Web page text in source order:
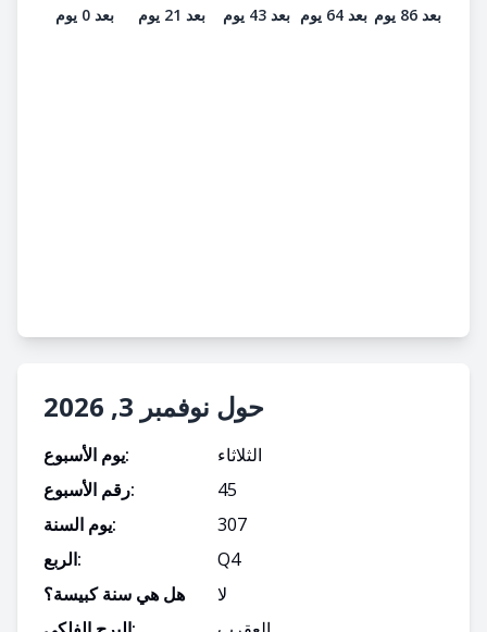
بعد 0 يوم
بعد 21 يوم
بعد 43 يوم
بعد 64 يوم
بعد 86 يوم
حول نوفمبر 3, 2026
يوم الأسبوع:
الثلاثاء
رقم الأسبوع:
45
يوم السنة:
307
الربع:
Q4
هل هي سنة كبيسة؟
لا